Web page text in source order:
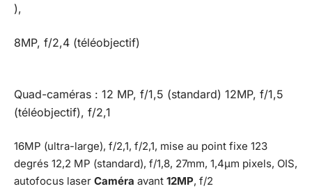
),
8MP, f/2,4 (téléobjectif)
Quad-caméras : 12 MP, f/1,5 (standard) 12MP, f/1,5
(téléobjectif), f/2,1
16MP (ultra-large), f/2,1, f/2,1, mise au point fixe 123
degrés 12,2 MP (standard), f/1,8, 27mm, 1,4µm pixels, OIS,
autofocus laser Caméra avant 12MP, f/2